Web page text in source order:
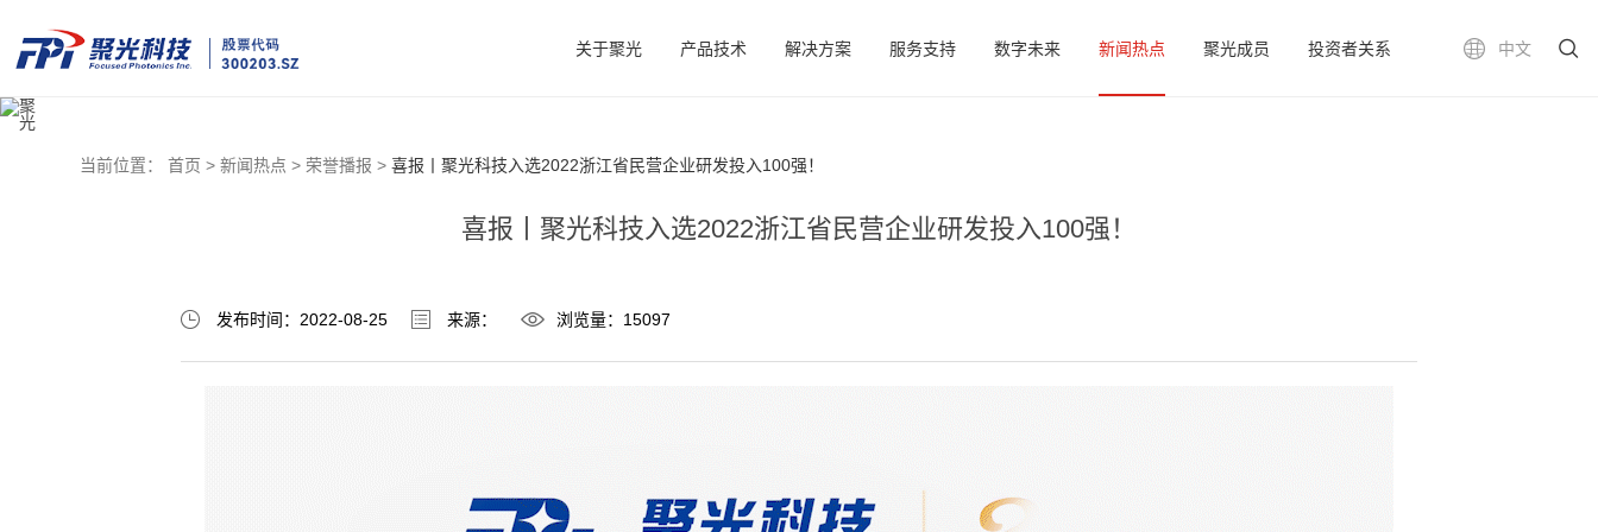
中文
关于聚光 产品技术 解决方案 服务支持 数字未来 新闻热点 聚光成员 投资者关系
当前位置： 首页 > 新闻热点 > 荣誉播报 > 喜报丨聚光科技入选2022浙江省民营企业研发投入100强！
喜报丨聚光科技入选2022浙江省民营企业研发投入100强！
发布时间：2022-08-25 来源： 浏览量：15097